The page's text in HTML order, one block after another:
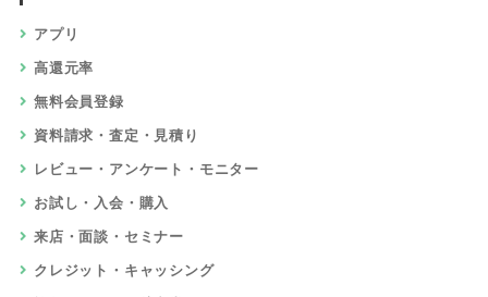
アプリ
高還元率
無料会員登録
資料請求・査定・見積り
レビュー・アンケート・モニター
お試し・入会・購入
来店・面談・セミナー
クレジット・キャッシング